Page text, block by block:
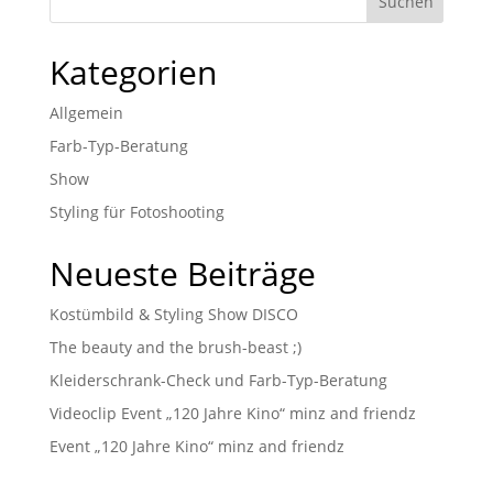
Kategorien
Allgemein
Farb-Typ-Beratung
Show
Styling für Fotoshooting
Neueste Beiträge
Kostümbild & Styling Show DISCO
The beauty and the brush-beast ;)
Kleiderschrank-Check und Farb-Typ-Beratung
Videoclip Event „120 Jahre Kino“ minz and friendz
Event „120 Jahre Kino“ minz and friendz